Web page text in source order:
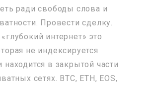
ради свободы слова и
Провести сделку.
интернет» это
не индексируется
в закрытой части
сетях. BTC, ETH, EOS,